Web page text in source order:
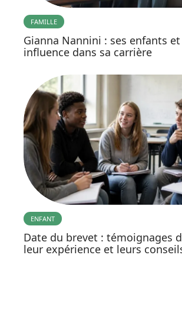
FAMILLE
Gianna Nannini : ses enfants
influence dans sa carrière
ENFANT
Date du brevet : témoignages
leur expérience et leurs